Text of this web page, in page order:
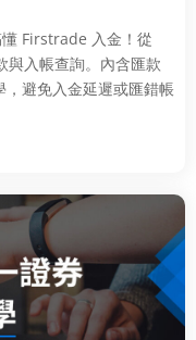
Firstrade 入金！從
入帳查詢。內含匯款
避免入金延遲或匯錯帳